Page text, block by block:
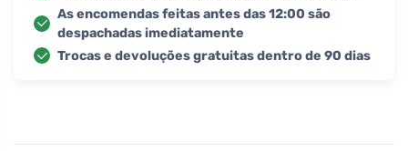
As encomendas feitas antes das 12:00 são
despachadas imediatamente
Trocas e devoluções gratuitas dentro de 90 dias